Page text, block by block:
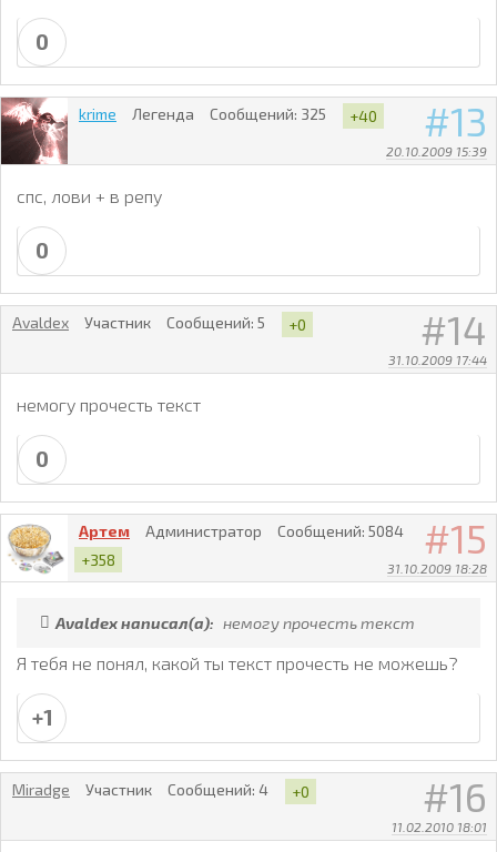
0
13
20.10.2009 15:39
krime Легенда Сообщений: 325 +40
спс, лови + в репу
0
14
31.10.2009 17:44
Avaldex Участник Сообщений: 5 +0
немогу прочесть текст
0
15
31.10.2009 18:28
Артем Администратор Сообщений: 5084
+358
Avaldex написал(а): немогу прочесть текст
Я тебя не понял, какой ты текст прочесть не можешь?
+1
16
11.02.2010 18:01
Miradge Участник Сообщений: 4 +0